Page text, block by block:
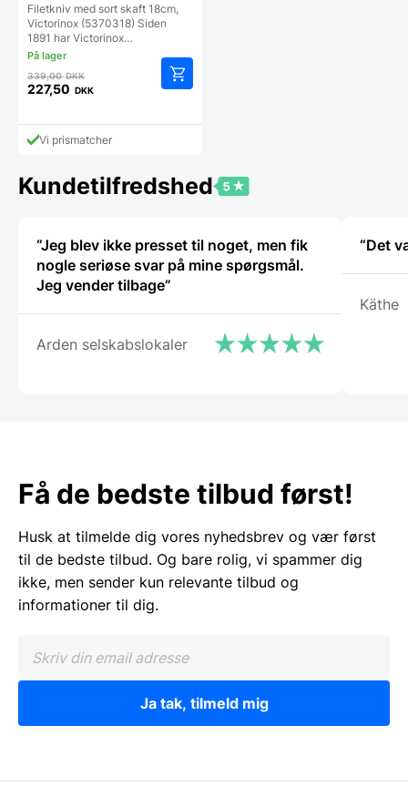
Filetkniv med sort skaft 18cm,
Victorinox (5370318) Siden
1891 har Victorinox…
339,00DKKDen
oprindelige
var:
339,00 DKK.
227,50 DKK
aktuelle
prisVi prismatcher
Kundetilfredshed
“Jeg blev ikke presset til noget, men fik
nogle seriøse svar på mine spørgsmål.
Jeg vender tilbage”
Arden selskabslokaler
“Det
Käthe
Få de bedste tilbud først!
Husk at tilmelde dig vores nyhedsbrev og vær først
til de bedste tilbud. Og bare rolig, vi spammer dig
ikke, men sender kun relevante tilbud og
informationer til dig.
Ja tak, tilmeld mig